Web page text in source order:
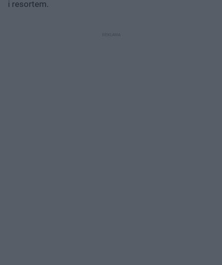
i resortem.